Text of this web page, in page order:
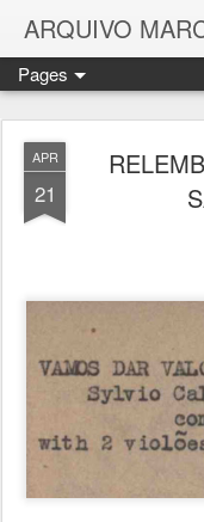
Pages
APR
21